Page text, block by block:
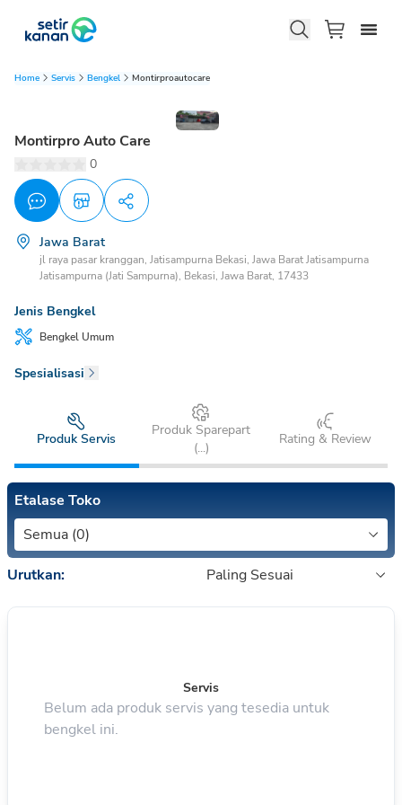
Home Servis Bengkel Montirproautocare
Montirpro Auto Care
0
Jawa Barat
jl raya pasar kranggan, Jatisampurna Bekasi, Jawa Barat Jatisampurna
Jatisampurna (Jati Sampurna), Bekasi, Jawa Barat, 17433
Jenis Bengkel
Bengkel Umum
Spesialisasi
Produk Servis
Produk Sparepart
(...)
Rating & Review
Etalase Toko
Semua (0)
Urutkan: Paling Sesuai
Servis
Belum ada produk servis yang tesedia untuk
bengkel ini.